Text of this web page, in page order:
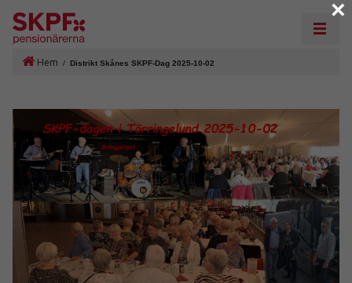
Hem / Distrikt Skånes SKPF-Dag 2025-10-02
×